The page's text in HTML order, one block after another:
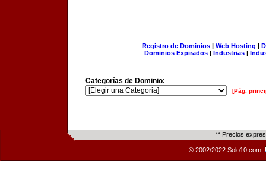
Registro de Dominios| Web Hosting |
Dominios Expirados | Industrias |
Categorías de Dominio:
[Pág.
** Precios
© 2002/2022 Solo10.com